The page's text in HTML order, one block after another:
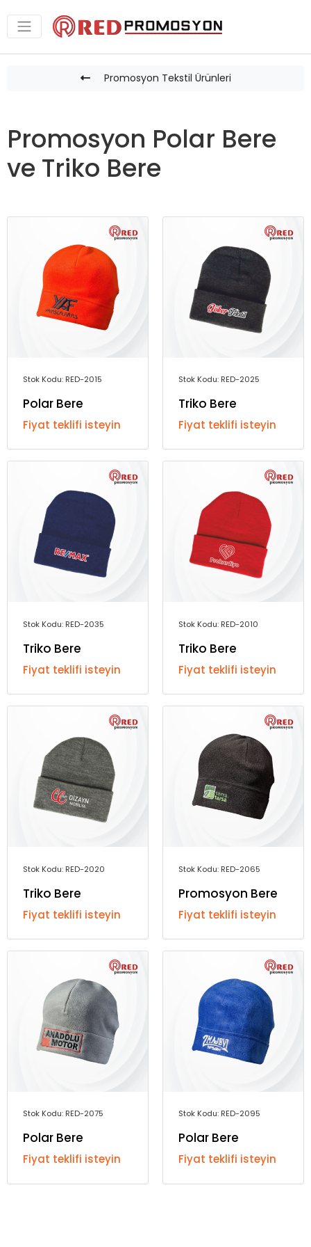
Promosyon Tekstil Ürünleri
Promosyon Polar Bere
ve Triko Bere
Stok Kodu: RED-2015
Polar Bere
Fiyat teklifi isteyin
Stok Kodu: RED-2025
Triko Bere
Fiyat teklifi isteyin
Stok Kodu: RED-2035
Triko Bere
Fiyat teklifi isteyin
Stok Kodu: RED-2010
Triko Bere
Fiyat teklifi isteyin
Stok Kodu: RED-2020
Triko Bere
Fiyat teklifi isteyin
Stok Kodu: RED-2065
Promosyon Bere
Fiyat teklifi isteyin
Stok Kodu: RED-2075
Polar Bere
Fiyat teklifi isteyin
Stok Kodu: RED-2095
Polar Bere
Fiyat teklifi isteyin